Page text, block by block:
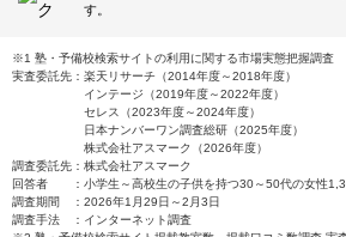
す。
※1 塾・予備校検索サイトの利用に関する市場実態把握調査
実査委託先：楽天リサーチ（2014年度～2018年度）
インテージ（2019年度～2022年度）
セレス（2023年度～2024年度）
日本ナンバーワン調査総研（2025年度）
株式会社アスマーク（2026年度）
調査委託先：株式会社アスマーク
回答者 ：小学生～高校生の子供を持つ30～50代の女性
調査期間 ：2026年1月29日～2月3日
調査手法 ：インターネット調査